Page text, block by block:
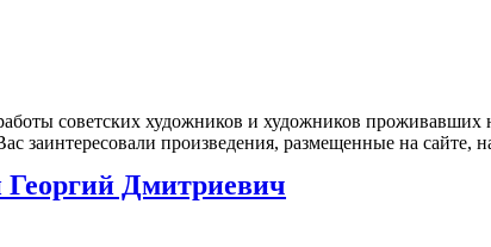
Дмитриевич
советских художников и художников проживавших
произведения, размещенные на сайте,